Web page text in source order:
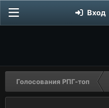
Вход
Голосования РПГ-топ